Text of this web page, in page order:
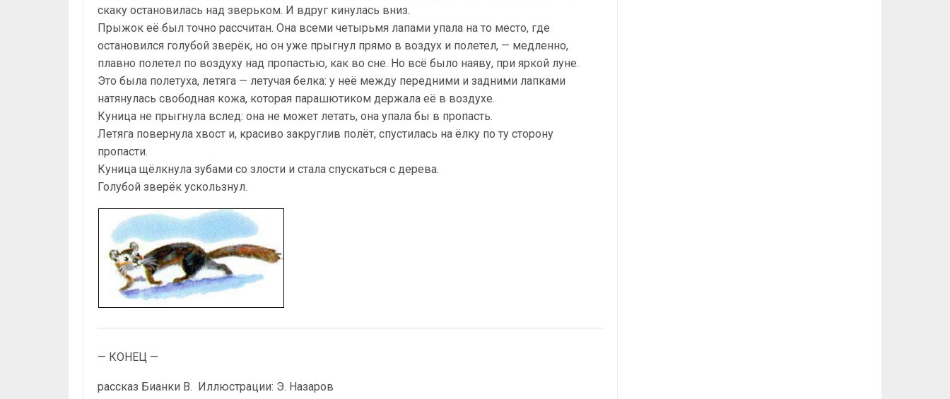
скаку остановилась над зверьком. И вдруг кинулась вниз.
Прыжок её был точно рассчитан. Она всеми четырьмя лапами упала на то место, где
остановился голубой зверёк, но он уже прыгнул прямо в воздух и полетел, — медленно,
плавно полетел по воздуху над пропастью, как во сне. Но всё было наяву, при яркой луне.
Это была полетуха, летяга — летучая белка: у неё между передними и задними лапками
натянулась свободная кожа, которая парашютиком держала её в воздухе.
Куница не прыгнула вслед: она не может летать, она упала бы в пропасть.
Летяга повернула хвост и, красиво закруглив полёт, спустилась на ёлку по ту сторону
пропасти.
Куница щёлкнула зубами со злости и стала спускаться с дерева.
Голубой зверёк ускользнул.
— КОНЕЦ —
рассказ Бианки В. Иллюстрации: Э. Назаров